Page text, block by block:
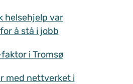
helsehjelp var
å stå i jobb
i Tromsø
med nettverket i